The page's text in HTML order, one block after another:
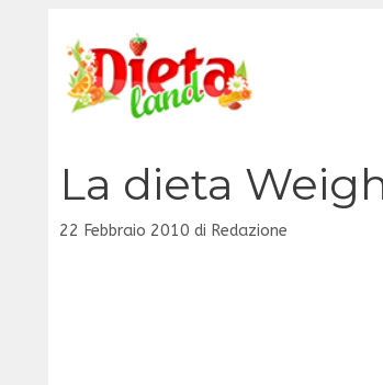
contenuto
La dieta
22 Febbraio 2010 di Redazione